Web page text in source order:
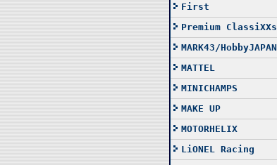
First
Premium ClassiXXs
MARK43/HobbyJAPAN
MATTEL
MINICHAMPS
MAKE UP
MOTORHELIX
LiONEL Racing